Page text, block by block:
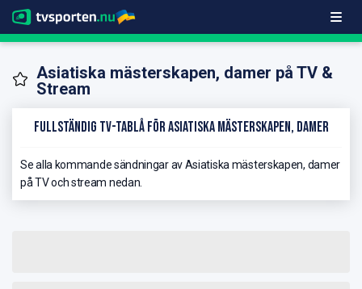
Asiatiska mästerskapen, damer på TV &
Stream
Fullständig TV-Tablå för Asiatiska mästerskapen, damer
Se alla kommande sändningar av Asiatiska mästerskapen, damer
på TV och stream nedan.